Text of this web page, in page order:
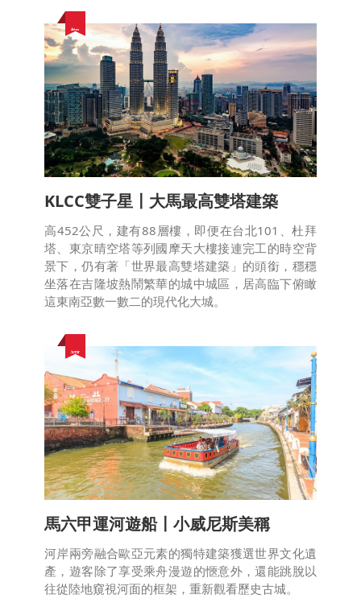
KLCC雙子星〡大馬最高雙塔建築
高452公尺，建有88層樓，即便在台北101、杜拜
塔、東京晴空塔等列國摩天大樓接連完工的時空背
景下，仍有著「世界最高雙塔建築」的頭銜，穩穩
坐落在吉隆坡熱鬧繁華的城中城區，居高臨下俯瞰
這東南亞數一數二的現代化大城。
馬六甲運河遊船〡小威尼斯美稱
河岸兩旁融合歐亞元素的獨特建築獲選世界文化遺
產，遊客除了享受乘舟漫遊的愜意外，還能跳脫以
往從陸地窺視河面的框架，重新觀看歷史古城。